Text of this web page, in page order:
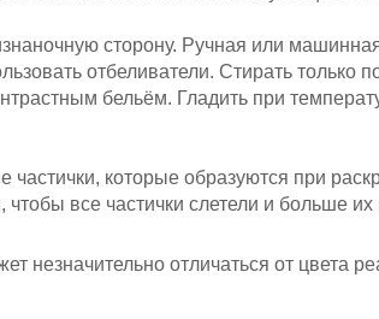
сторону. Ручная или
отбеливатели. Стирать только
бельём. Гладить при
которые образуются при
все частички слетели и больше их
отличаться от цвета